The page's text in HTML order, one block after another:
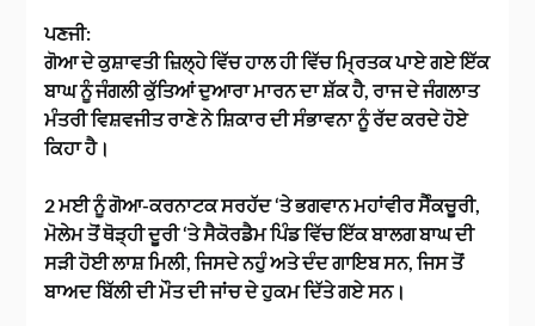
ਪਣਜੀ:
ਗੋਆ ਦੇ ਕੁਸ਼ਾਵਤੀ ਜ਼ਿਲ੍ਹੇ ਵਿੱਚ ਹਾਲ ਹੀ ਵਿੱਚ ਮ੍ਰਿਤਕ ਪਾਏ ਗਏ ਇੱਕ
ਬਾਘ ਨੂੰ ਜੰਗਲੀ ਕੁੱਤਿਆਂ ਦੁਆਰਾ ਮਾਰਨ ਦਾ ਸ਼ੱਕ ਹੈ, ਰਾਜ ਦੇ ਜੰਗਲਾਤ
ਮੰਤਰੀ ਵਿਸ਼ਵਜੀਤ ਰਾਣੇ ਨੇ ਸ਼ਿਕਾਰ ਦੀ ਸੰਭਾਵਨਾ ਨੂੰ ਰੱਦ ਕਰਦੇ ਹੋਏ
ਕਿਹਾ ਹੈ।
2 ਮਈ ਨੂੰ ਗੋਆ-ਕਰਨਾਟਕ ਸਰਹੱਦ ‘ਤੇ ਭਗਵਾਨ ਮਹਾਂਵੀਰ ਸੈੰਕਚੂਰੀ,
ਮੋਲੇਮ ਤੋਂ ਥੋੜ੍ਹੀ ਦੂਰੀ ‘ਤੇ ਸੈਕੋਰਡੈਮ ਪਿੰਡ ਵਿੱਚ ਇੱਕ ਬਾਲਗ ਬਾਘ ਦੀ
ਸੜੀ ਹੋਈ ਲਾਸ਼ ਮਿਲੀ, ਜਿਸਦੇ ਨਹੁੰ ਅਤੇ ਦੰਦ ਗਾਇਬ ਸਨ, ਜਿਸ ਤੋਂ
ਬਾਅਦ ਬਿੱਲੀ ਦੀ ਮੌਤ ਦੀ ਜਾਂਚ ਦੇ ਹੁਕਮ ਦਿੱਤੇ ਗਏ ਸਨ।